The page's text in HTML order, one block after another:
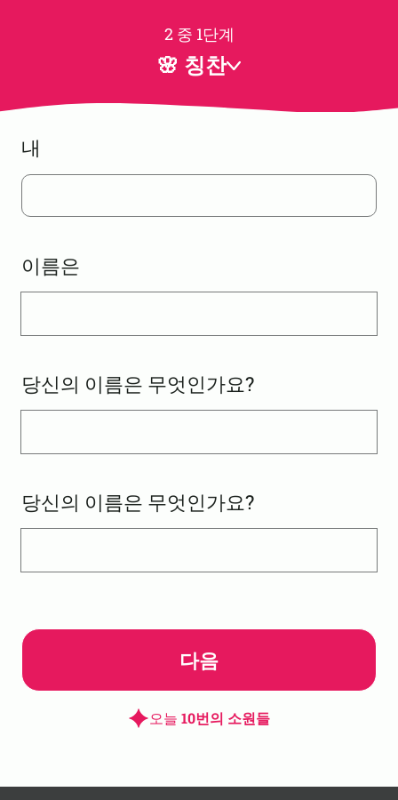
2 중 1단계
🌸 칭찬
내
이름은
당신의 이름은 무엇인가요?
당신의 이름은 무엇인가요?
다음
오늘 10번의 소원들